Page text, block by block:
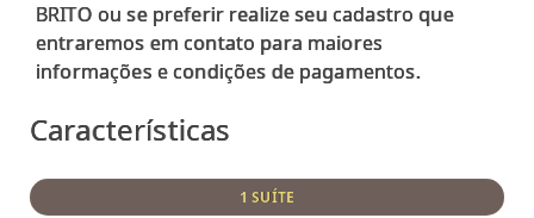
BRITO ou se preferir realize seu cadastro que
entraremos em contato para maiores
informações e condições de pagamentos.
Características
1 SUÍTE